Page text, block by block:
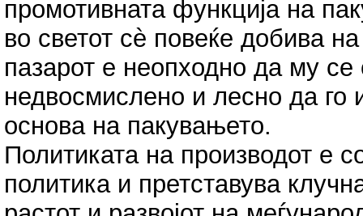
промотивната функција на
во светот сѐ повеќе добива
пазарот е неопходно да му
недвосмислено и лесно да го
основа на пакувањето.
Политиката на производот е
политика и претставува